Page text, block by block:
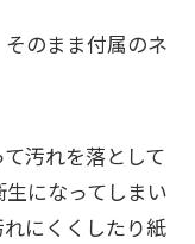
のまま付属のネ
汚れを落として
になってしまい
にくくしたり紙